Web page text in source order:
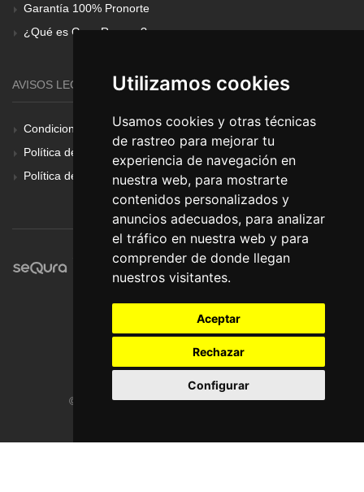
Utilizamos cookies
Usamos cookies y otras técnicas
de rastreo para mejorar tu
experiencia de navegación en
nuestra web, para mostrarte
contenidos personalizados y
anuncios adecuados, para analizar
el tráfico en nuestra web y para
comprender de donde llegan
nuestros visitantes.
Aceptar
Rechazar
Configurar
Garantía 100% Pronorte
¿Qué es Gear Renove?
AVISOS LEGALES
Condiciones Generales
Política de Cookies
Política de Privacidad
© Pronorte Sonido SL. Todos los derechos reservados.